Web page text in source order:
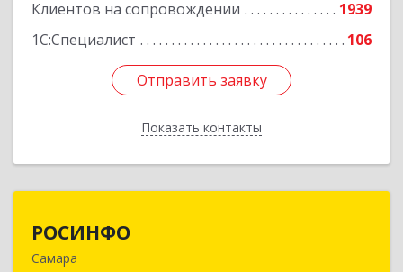
Клиентов на сопровождении
1939
1С:Специалист
106
Отправить заявку
Показать контакты
Отправить заявку
Назад
РОСИНФО
Самара443069, Самарская обл, Самара г, Авроры ул,